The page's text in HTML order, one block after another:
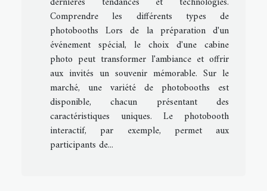
Comprendre les différents types de
photobooths Lors de la préparation d'un
événement spécial, le choix d'une cabine
photo peut transformer l'ambiance et offrir
aux invités un souvenir mémorable. Sur le
marché, une variété de photobooths est
disponible, chacun présentant des
caractéristiques uniques. Le photobooth
interactif, par exemple, permet aux
participants de...